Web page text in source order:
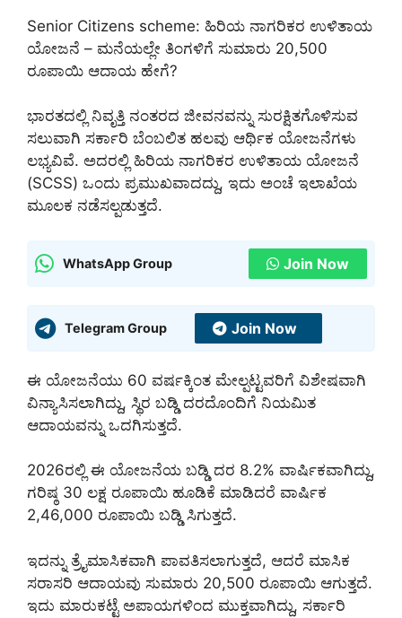
Senior Citizens scheme: ಹಿರಿಯ ನಾಗರಿಕರ ಉಳಿತಾಯ
ಯೋಜನೆ – ಮನೆಯಲ್ಲೇ ತಿಂಗಳಿಗೆ ಸುಮಾರು 20,500
ರೂಪಾಯಿ ಆದಾಯ ಹೇಗೆ?
ಭಾರತದಲ್ಲಿ ನಿವೃತ್ತಿ ನಂತರದ ಜೀವನವನ್ನು ಸುರಕ್ಷಿತಗೊಳಿಸುವ
ಸಲುವಾಗಿ ಸರ್ಕಾರಿ ಬೆಂಬಲಿತ ಹಲವು ಆರ್ಥಿಕ ಯೋಜನೆಗಳು
ಲಭ್ಯವಿವೆ. ಅದರಲ್ಲಿ ಹಿರಿಯ ನಾಗರಿಕರ ಉಳಿತಾಯ ಯೋಜನೆ
(SCSS) ಒಂದು ಪ್ರಮುಖವಾದದ್ದು, ಇದು ಅಂಚೆ ಇಲಾಖೆಯ
ಮೂಲಕ ನಡೆಸಲ್ಪಡುತ್ತದೆ.
WhatsApp Group Join Now
Telegram Group Join Now
ಈ ಯೋಜನೆಯು 60 ವರ್ಷಕ್ಕಿಂತ ಮೇಲ್ಪಟ್ಟವರಿಗೆ ವಿಶೇಷವಾಗಿ
ವಿನ್ಯಾಸಿಸಲಾಗಿದ್ದು, ಸ್ಥಿರ ಬಡ್ಡಿ ದರದೊಂದಿಗೆ ನಿಯಮಿತ
ಆದಾಯವನ್ನು ಒದಗಿಸುತ್ತದೆ.
2026ರಲ್ಲಿ ಈ ಯೋಜನೆಯ ಬಡ್ಡಿ ದರ 8.2% ವಾರ್ಷಿಕವಾಗಿದ್ದು,
ಗರಿಷ್ಠ 30 ಲಕ್ಷ ರೂಪಾಯಿ ಹೂಡಿಕೆ ಮಾಡಿದರೆ ವಾರ್ಷಿಕ
2,46,000 ರೂಪಾಯಿ ಬಡ್ಡಿ ಸಿಗುತ್ತದೆ.
ಇದನ್ನು ತ್ರೈಮಾಸಿಕವಾಗಿ ಪಾವತಿಸಲಾಗುತ್ತದೆ, ಆದರೆ ಮಾಸಿಕ
ಸರಾಸರಿ ಆದಾಯವು ಸುಮಾರು 20,500 ರೂಪಾಯಿ ಆಗುತ್ತದೆ.
ಇದು ಮಾರುಕಟ್ಟೆ ಅಪಾಯಗಳಿಂದ ಮುಕ್ತವಾಗಿದ್ದು, ಸರ್ಕಾರಿ